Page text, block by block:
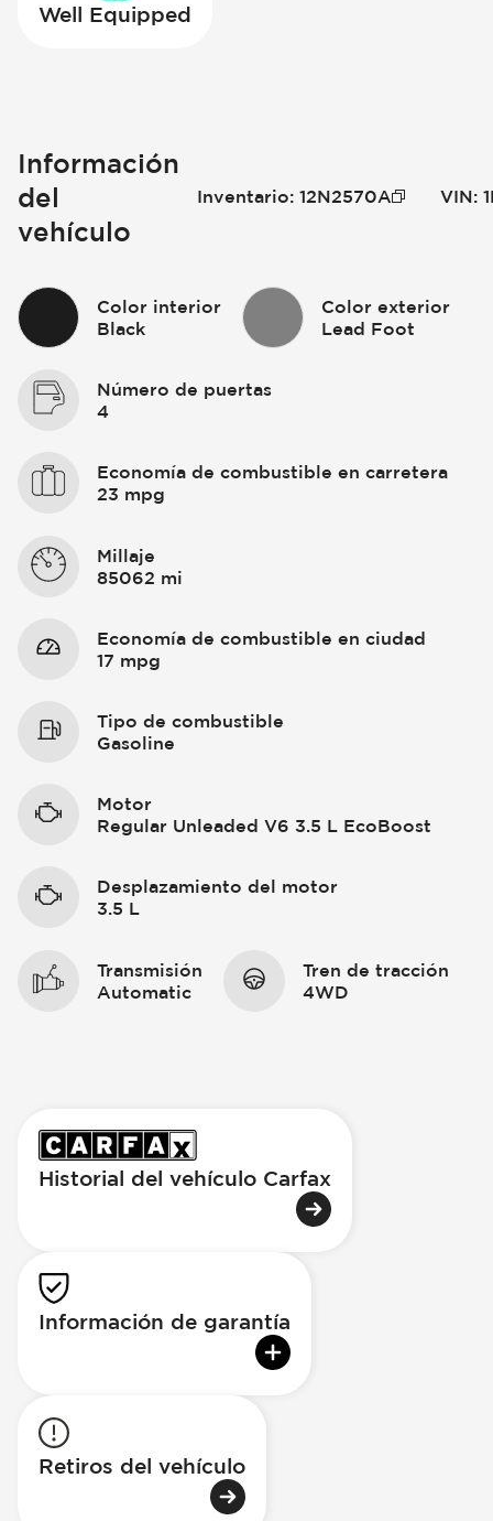
Well Equipped
Información
del
vehículo
Inventario: 12N2570A VIN:
Color interior
Black
Color exterior
Lead Foot
Número de puertas
4
Economía de combustible en carretera
23 mpg
Millaje
85062 mi
Economía de combustible en ciudad
17 mpg
Tipo de combustible
Gasoline
Motor
Regular Unleaded V6 3.5 L EcoBoost
Desplazamiento del motor
3.5 L
Transmisión
Automatic
Tren de tracción
4WD
Historial del vehículo Carfax
Información de garantía
Retiros del vehículo